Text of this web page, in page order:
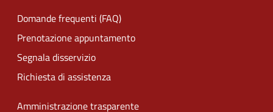
Domande frequenti (FAQ)
Prenotazione appuntamento
Segnala disservizio
Richiesta di assistenza
Amministrazione trasparente